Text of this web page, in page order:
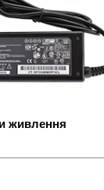
живлення